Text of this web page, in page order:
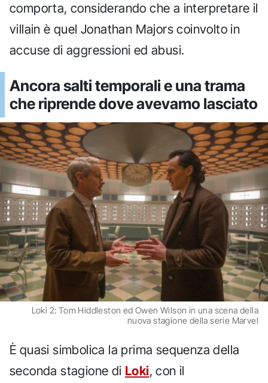
comporta, considerando che a interpretare il
villain è quel Jonathan Majors coinvolto in
accuse di aggressioni ed abusi.
Ancora salti temporali e una trama
che riprende dove avevamo lasciato
Loki 2: Tom Hiddleston ed Owen Wilson in una scena della
nuova stagione della serie Marvel
È quasi simbolica la prima sequenza della
seconda stagione di Loki, con il